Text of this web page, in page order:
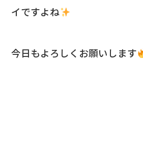
イですよね
今日もよろしくお願いします